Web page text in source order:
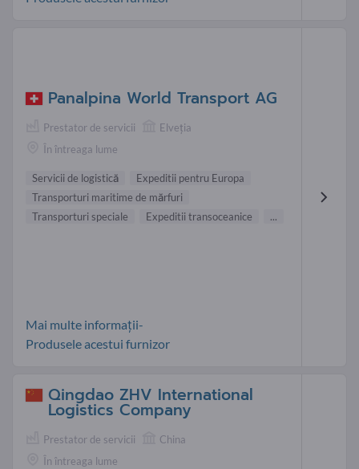
Panalpina World Transport AG
Prestator de servicii
Elveţia
În întreaga lume
Servicii de logistică
Expeditii pentru Europa
Transporturi maritime de mărfuri
Transporturi speciale
Expeditii transoceanice ...
Mai multe informații-
Produsele acestui furnizor
Qingdao ZHV International
Logistics Company
Prestator de servicii
China
În întreaga lume